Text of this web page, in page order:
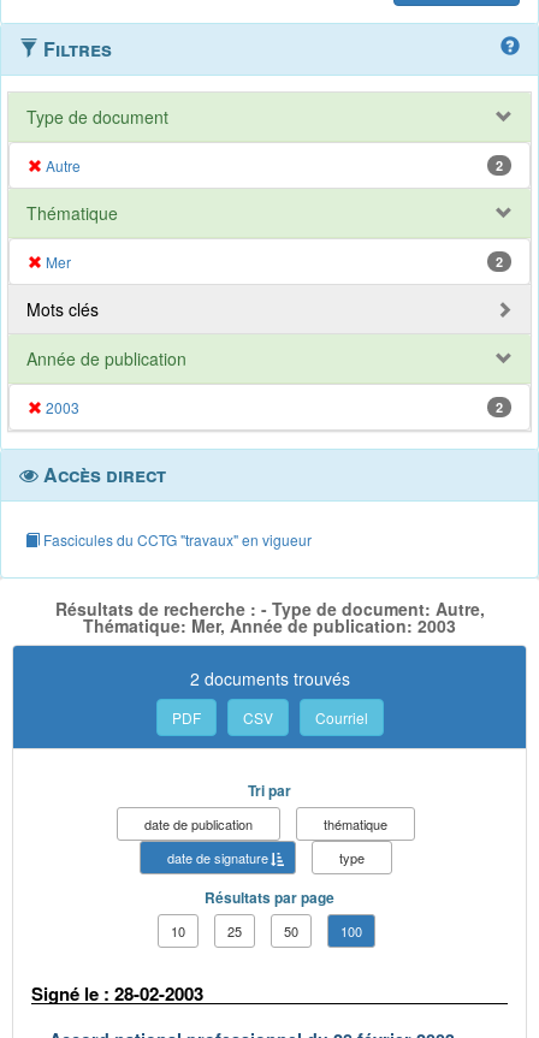
Filtres
Type de document
Autre 2
Thématique
Mer 2
Mots clés
Année de publication
2003 2
Accès direct
Fascicules du CCTG "travaux" en vigueur
Résultats de recherche : - Type de document: Autre,
Thématique: Mer, Année de publication: 2003
2 documents trouvés
PDF CSV Courriel
Tri par
date de publication
thématique
date de signature
type
Résultats par page
10 25 50 100
Signé le : 28-02-2003